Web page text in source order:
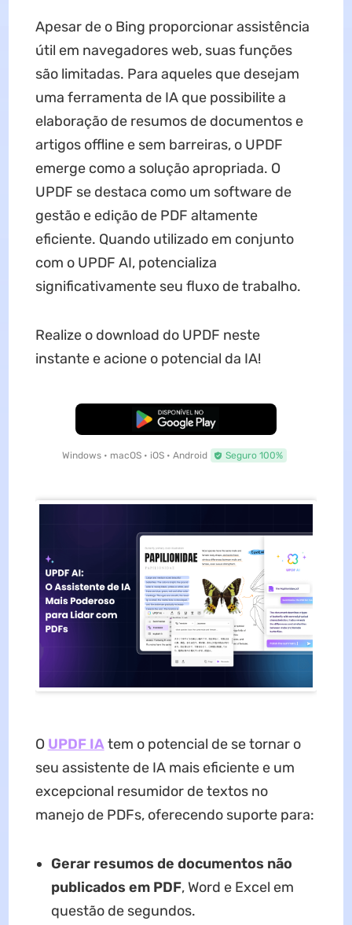
Apesar de o Bing proporcionar assistência
útil em navegadores web, suas funções
são limitadas. Para aqueles que desejam
uma ferramenta de IA que possibilite a
elaboração de resumos de documentos e
artigos offline e sem barreiras, o UPDF
emerge como a solução apropriada. O
UPDF se destaca como um software de
gestão e edição de PDF altamente
eficiente. Quando utilizado em conjunto
com o UPDF AI, potencializa
significativamente seu fluxo de trabalho.
Realize o download do UPDF neste
instante e acione o potencial da IA!
Baixar Grátis
Windows • macOS • iOS • Android Seguro 100%
O UPDF IAtem o potencial de se tornar o
seu assistente de IA mais eficiente e um
excepcional resumidor de textos no
manejo de PDFs, oferecendo suporte para:
Gerar resumos de documentos não
publicados em PDF, Word e Excel em
questão de segundos.